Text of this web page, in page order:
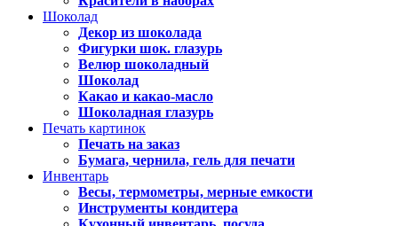
Шоколад
Декор из шоколада
Фигурки шок. глазурь
Велюр шоколадный
Шоколад
Какао и какао-масло
Шоколадная глазурь
Печать картинок
Печать на заказ
Бумага, чернила, гель для печати
Инвентарь
Весы, термометры, мерные емкости
Инструменты кондитера